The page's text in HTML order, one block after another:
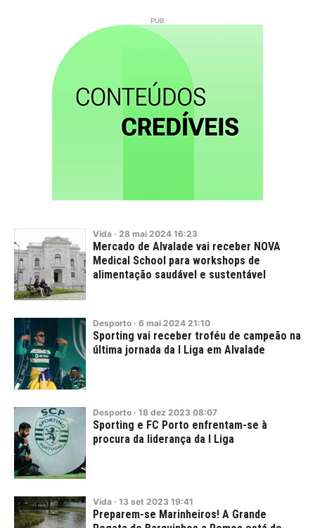
Vida · 28 mai 2024 16:23
Mercado de Alvalade vai receber NOVA
Medical School para workshops de
alimentação saudável e sustentável
Desporto · 6 mai 2024 21:10
Sporting vai receber troféu de campeão na
última jornada da I Liga em Alvalade
Desporto · 18 dez 2023 08:07
Sporting e FC Porto enfrentam-se à
procura da liderança da I Liga
Vida · 13 set 2023 19:41
Preparem-se Marinheiros! A Grande